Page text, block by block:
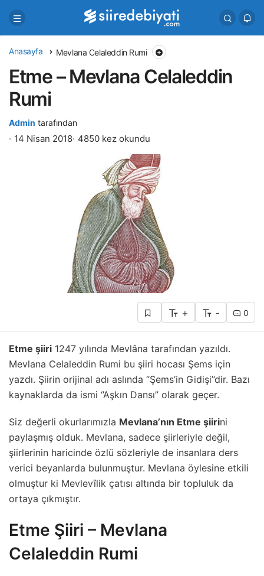
Anasayfa Mevlana Celaleddin Rumi
Etme – Mevlana Celaleddin
Rumi
Admin tarafından
14 Nisan 2018 4850 kez okundu
+ - 0
Etme şiiri 1247 yılında Mevlâna tarafından yazıldı.
Mevlana Celaleddin Rumi bu şiiri hocası Şems için
yazdı. Şiirin orijinal adı aslında ‘’Şems’in Gidişi’’dir. Bazı
kaynaklarda da ismi ‘’Aşkın Dansı’’ olarak geçer.
Siz değerli okurlarımızla Mevlana’nın Etme şiirini
paylaşmış olduk. Mevlana, sadece şiirleriyle değil,
şiirlerinin haricinde özlü sözleriyle de insanlara ders
verici beyanlarda bulunmuştur. Mevlana öylesine etkili
olmuştur ki Mevlevîlik çatısı altında bir topluluk da
ortaya çıkmıştır.
Etme Şiiri – Mevlana
Celaleddin Rumi